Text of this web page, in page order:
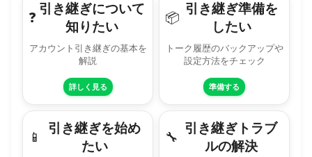
❓
引き継ぎについて
知りたい
アカウント引き継ぎの基本を
解説
詳しく見る
📦
引き継ぎ準備を
したい
トーク履歴のバックアップや
設定方法をチェック
準備する
📱
引き継ぎを始め
たい
🔧
引き継ぎトラブ
ルの解決